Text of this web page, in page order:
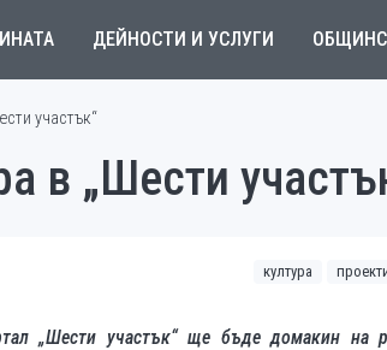
ДЕЙНОСТИ И УСЛУГИ
участък“
в „Шести
култура
„Шести участък“ ще бъде домакин на